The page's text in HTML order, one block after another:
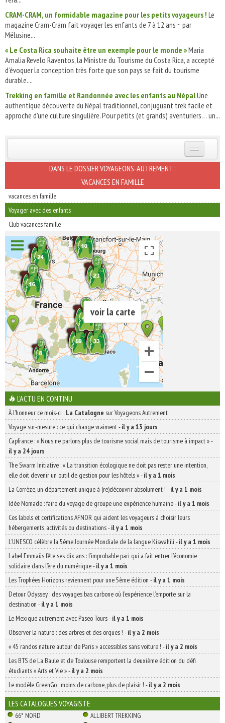
CRAM-CRAM, un formidable magazine pour les petits voyageurs ! Le
magazine Cram-Cram fait voyager les enfants de 7 à 12 ans ~ par
Mélusine...
« Le Costa Rica souhaite être un exemple pour le monde »Maria
Amalia Revelo Raventos, la Ministre du Tourisme du Costa Rica, a accepté
d’évoquer la conception très forte que son pays se fait du tourisme
durable....
Trekking en famille et Randonnée avec les enfants au NépalUne
authentique découverte du Népal traditionnel, conjuguant trek facile et
approche d'une culture singulière. Pour petits (et grands) aventuriers… un...
INSCRIVEZ-VOUS | ABONNEZ-VOUS
DANS LE DOSSIER VOYAGEONS-AUTREMENT :
VACANCES EN FAMILLE
vacances en famille
Voyager avec des enfants
Club vacances famille
voir la carte
L'ACTU EN CONTINU
À l'honneur ce mois-ci : La Catalogne sur Voyageons Autrement
Voyage sur-mesure : ce qui change vraiment-il y a 13 jours
Capfrance : « Nous ne parlons plus de tourisme social mais de tourisme à impact »-
il y a 24 jours
The Swarm Initiative : « La transition écologique ne doit pas rester une intention,
elle doit devenir un outil de gestion pour les hôtels »-il y a 1 mois
La Corrèze, un département unique à (re)découvrir absolument ! -il y a 1 mois
Idée Nomade : faire du voyage de groupe une expérience humaine-il y a 1 mois
Ces labels et certifications AFNOR qui aident les voyageurs à choisir leurs
hébergements, activités ou destinations-il y a 1 mois
L’UNESCO célèbre la 5ème Journée Mondiale de la langue Kiswahili -il y a 1 mois
Label Emmaüs fête ses dix ans : l’improbable pari qui a fait entrer l’économie
solidaire dans l’ère du numérique-il y a 1 mois
Les Trophées Horizons reviennent pour une 5ème édition -il y a 1 mois
Detour Odyssey : des voyages bas carbone où l’expérience l’emporte sur la
destination -il y a 1 mois
Le Mexique autrement avec Paseo Tours-il y a 1 mois
Observer la nature : des arbres et des orques ! -il y a 2 mois
« 45 randos nature autour de Paris » accessibles sans voiture ! -il y a 2 mois
Les BTS de La Baule et de Toulouse remportent la deuxième édition du défi
étudiants « Arts et Vie »-il y a 2 mois
Le modèle GreenGo : moins de carbone, plus de plaisir ! -il y a 2 mois
LES CATALOGUES VOYAGISTE
66° NORD
ALLIBERT TREKKING